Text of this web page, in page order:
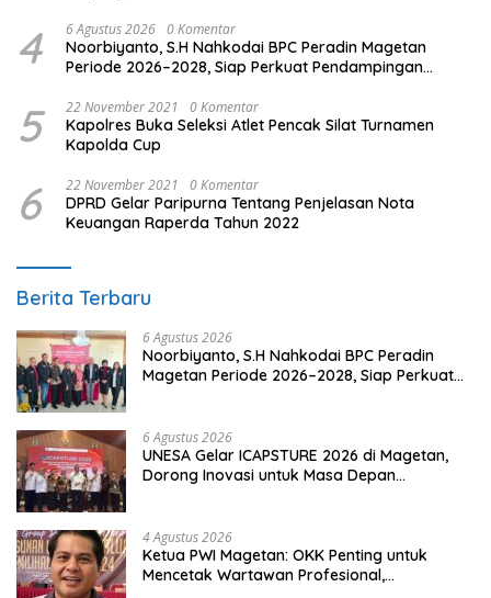
4 6 Agustus 2026 0 Komentar
Noorbiyanto, S.H Nahkodai BPC Peradin Magetan
Periode 2026–2028, Siap Perkuat Pendampingan
5 22 November 2021 0 Komentar
Kapolres Buka Seleksi Atlet Pencak Silat Turnamen
Kapolda Cup
6 22 November 2021 0 Komentar
DPRD Gelar Paripurna Tentang Penjelasan Nota
Keuangan Raperda Tahun 2022
Berita Terbaru
6 Agustus 2026
Noorbiyanto, S.H Nahkodai BPC Peradin
Magetan Periode 2026–2028, Siap Perkuat
6 Agustus 2026
UNESA Gelar ICAPSTURE 2026 di Magetan,
Dorong Inovasi untuk Masa Depan
4 Agustus 2026
Ketua PWI Magetan: OKK Penting untuk
Mencetak Wartawan Profesional,